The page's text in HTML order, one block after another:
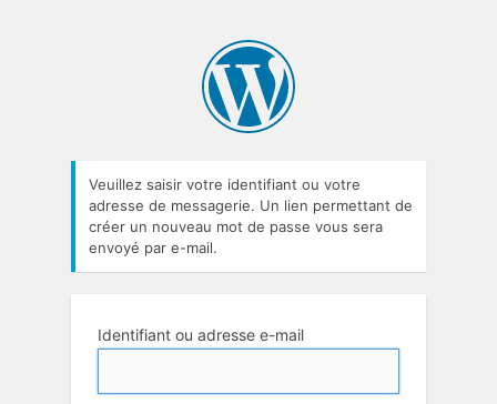
Veuillez saisir votre identifiant ou votre
adresse de messagerie. Un lien permettant de
créer un nouveau mot de passe vous sera
envoyé par e-mail.
Identifiant ou adresse e-mail